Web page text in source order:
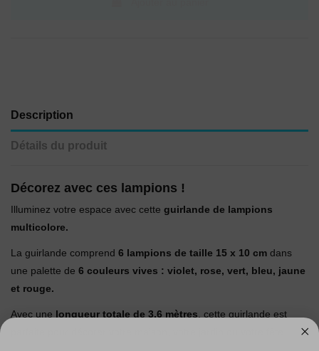
Description
Détails du produit
Décorez avec ces lampions !
Illuminez votre espace avec cette guirlande de lampions
multicolore.
La guirlande comprend 6 lampions de taille 15 x 10 cm dans
une palette de 6 couleurs vives : violet, rose, vert, bleu, jaune
et rouge.
Avec une longueur totale de 3,6 mètres, cette guirlande est